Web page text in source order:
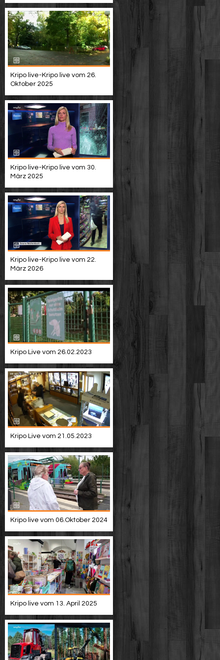
Kripo live-Kripo live vom 26.
Oktober 2025
Kripo live-Kripo live vom 30.
März 2025
Kripo live-Kripo live vom 22.
März 2026
Kripo Live vom 26.02.2023
Kripo Live vom 21.05.2023
Kripo live vom 06.Oktober 2024
Kripo live vom 13. April 2025